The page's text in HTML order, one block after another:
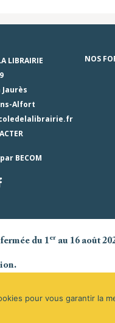
LIBRAIRIE
Jaurès
Alfort
BECOM
NOS
du 1er au 16 août
pour vous garantir la